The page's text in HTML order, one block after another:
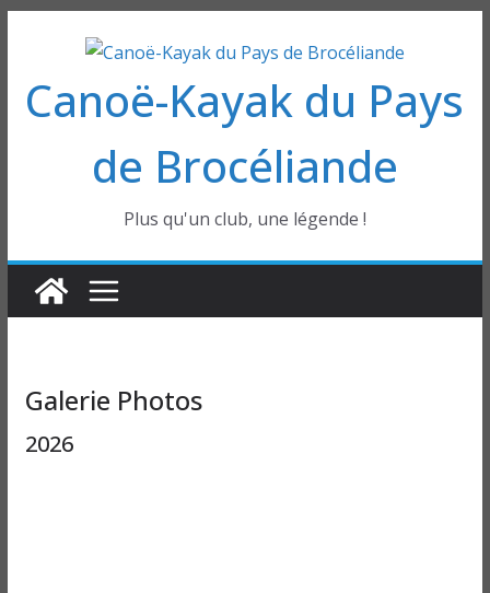
contenu
Canoë-Kayak du Pays
de Brocéliande
Plus qu'un club, une légende !
Galerie Photos
2026